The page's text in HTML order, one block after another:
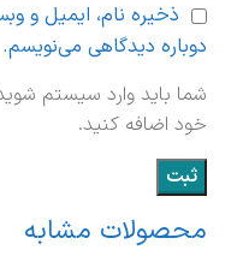
ذخیره نام، ایمیل و
دوباره دیدگاهی می‌نویسم.
شما باید وارد سیستم
خود اضافه کنید.
محصولات مشابه